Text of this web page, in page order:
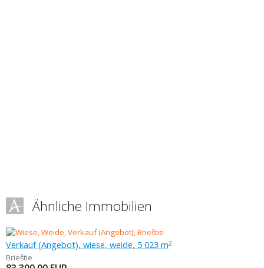
Ähnliche Immobilien
Verkauf (Angebot), wiese, weide, 5 023 m2
Brieštie